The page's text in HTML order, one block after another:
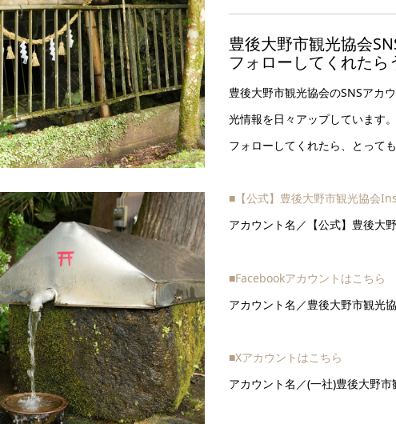
豊後大野市観光協会
フォローしてくれたら
豊後大野市観光協会のSNSアカ
光情報を日々アップしています。
フォローしてくれたら、とって
■【公式】豊後大野市観光協会
アカウント名／【公式】豊後大
■Facebookアカウントはこちら
アカウント名／豊後大野市観光
■Xアカウントはこちら
アカウント名／(一社)豊後大野市